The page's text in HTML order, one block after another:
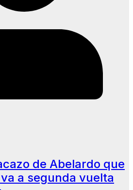
de Abelardo que
a segunda vuelta